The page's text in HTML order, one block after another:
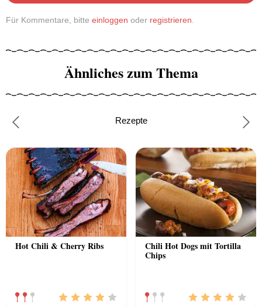
Für Kommentare, bitte einloggen oder registrieren
Ähnliches zum Thema
Rezepte
Hot Chili & Cherry Ribs Chili Hot Dogs mit Tortilla
Chips